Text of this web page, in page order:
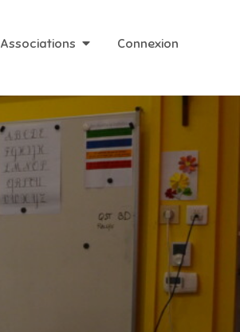
Associations Connexion